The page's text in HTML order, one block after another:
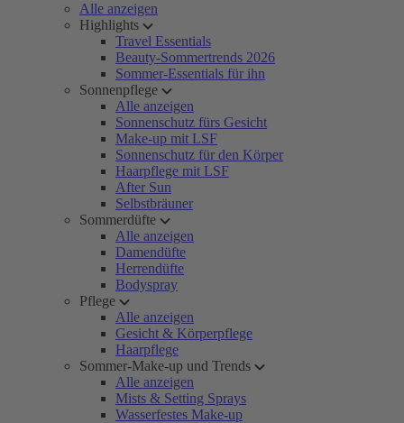
Alle anzeigen
Highlights
Travel Essentials
Beauty-Sommertrends 2026
Sommer-Essentials für ihn
Sonnenpflege
Alle anzeigen
Sonnenschutz fürs Gesicht
Make-up mit LSF
Sonnenschutz für den Körper
Haarpflege mit LSF
After Sun
Selbstbräuner
Sommerdüfte
Alle anzeigen
Damendüfte
Herrendüfte
Bodyspray
Pflege
Alle anzeigen
Gesicht & Körperpflege
Haarpflege
Sommer-Make-up und Trends
Alle anzeigen
Mists & Setting Sprays
Wasserfestes Make-up